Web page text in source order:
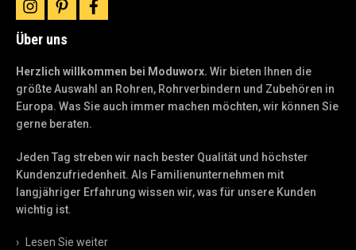
instagram
pinterestfacebook
Über uns
Herzlich willkommen bei Moduworx. Wir bieten Ihnen die
größte Auswahl an Rohren, Rohrverbindern und Zubehören in
Europa. Was Sie auch immer machen möchten, wir können Sie
gerne beraten.
Jeden Tag streben wir nach bester Qualität und höchster
Kundenzufriedenheit. Als Familienunternehmen mit
langjähriger Erfahrung wissen wir, was für unsere Kunden
wichtig ist.
› Lesen Sie weiter